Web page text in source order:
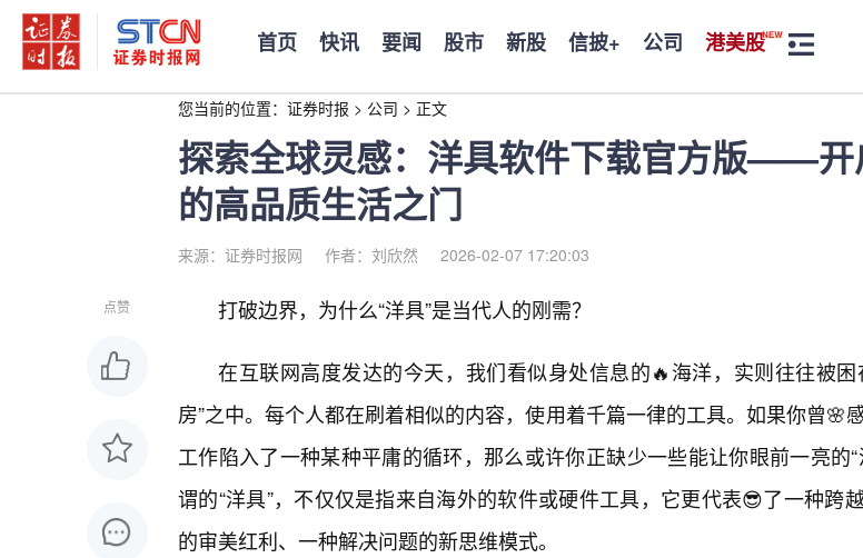
首页 快讯 要闻 股市 新股 信披+ 公司 港美股
您当前的位置： 证券时报 > 公司 > 正文
探索全球灵感：洋具软件下载官方版——开
的高品质生活之门
来源：证券时报网 作者：刘欣然 2026-02-07 17:20:03
点赞 打破边界，为什么“洋具”是当代人的刚需？
在互联网高度发达的今天，我们看似身处信息的🔥海洋，实则往往被困
房”之中。每个人都在刷着相似的内容，使用着千篇一律的工具。如果你曾🌸
工作陷入了一种某种平庸的循环，那么或许你正缺少一些能让你眼前一亮的“
谓的“洋具”，不仅仅是指来自海外的软件或硬件工具，它更代表😎了一种跨
的审美红利、一种解决问题的新思维模式。